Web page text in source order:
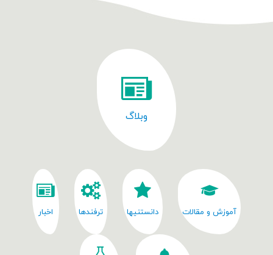
وبلاگ
آموزش و مقالات دانستنیها ترفندها اخبار